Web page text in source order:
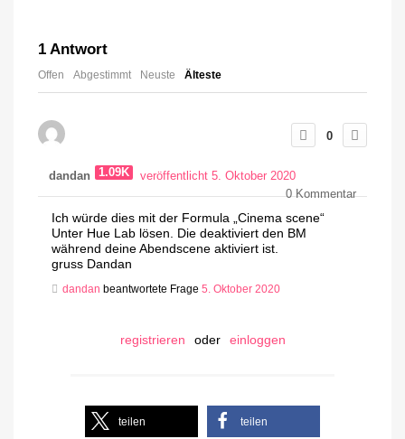
1 Antwort
Offen Abgestimmt Neuste Älteste
0
dandan 1.09K
veröffentlicht 5. Oktober 2020
0Kommentar
Ich würde dies mit der Formula „Cinema scene“
Unter Hue Lab lösen. Die deaktiviert den BM
während deine Abendscene aktiviert ist.
gruss Dandan
dandan beantwortete Frage 5. Oktober 2020
registrieren oder einloggen
teilen teilen